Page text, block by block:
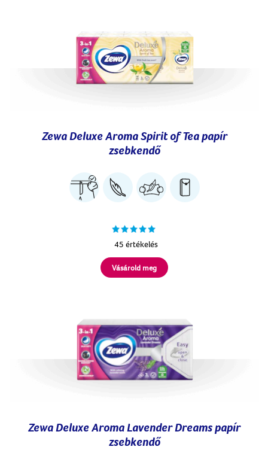
Zewa Deluxe Aroma Spirit of Tea papír
zsebkendő
45 értékelés
Vásárold meg
Zewa Deluxe Aroma Lavender Dreams papír
zsebkendő